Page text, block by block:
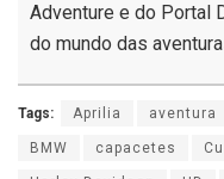
Adventure e do Portal
do mundo das
Tags: Aprilia aventura
BMW capacetes